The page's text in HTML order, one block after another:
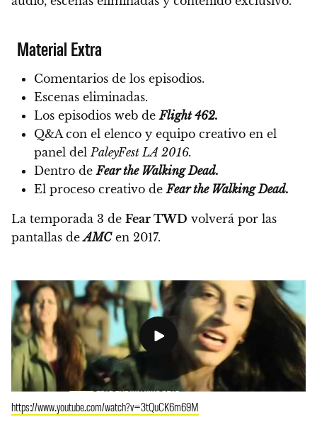
Material Extra
Comentarios de los episodios.
Escenas eliminadas.
Los episodios web deFlight 462.
Q&A con el elenco y equipo creativo en el
panel del PaleyFest LA 2016.
Dentro deFear the Walking Dead.
El proceso creativo deFear the Walking Dead.
La temporada 3 de Fear TWD volverá por las
pantallas deAMCen 2017.
https://www.youtube.com/watch?v=3tQuCK6m69M